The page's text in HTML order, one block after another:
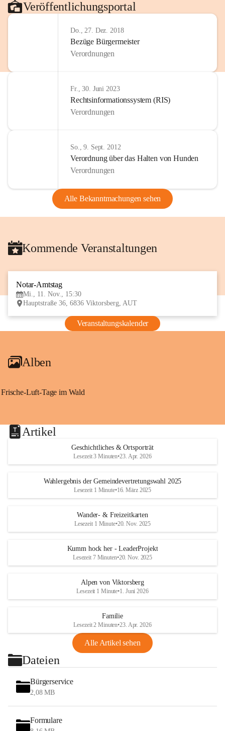
Veröffentlichungsportal
Do., 27. Dez. 2018
Bezüge Bürgermeister
Verordnungen
Fr., 30. Juni 2023
Rechtsinformationssystem (RIS)
Verordnungen
So., 9. Sept. 2012
Verordnung über das Halten von Hunden
Verordnungen
Alle Bekanntmachungen sehen
Kommende Veranstaltungen
Notar-Amtstag
Mi., 11. Nov., 15:30
Hauptstraße 36, 6836 Viktorsberg, AUT
Veranstaltungskalender
Alben
Frische-Luft-Tage im Wald
Artikel
Geschichtliches & Ortsporträt
Lesezeit 3 Minuten•23. Apr. 2026
Wahlergebnis der Gemeindevertretungswahl 2025
Lesezeit 1 Minute•16. März 2025
Wander- & Freizeitkarten
Lesezeit 1 Minute•20. Nov. 2025
Kumm hock her - LeaderProjekt
Lesezeit 7 Minuten•20. Nov. 2025
Alpen von Viktorsberg
Lesezeit 1 Minute•1. Juni 2026
Familie
Lesezeit 2 Minuten•23. Apr. 2026
Alle Artikel sehen
Dateien
Bürgerservice
2,08 MB
Formulare